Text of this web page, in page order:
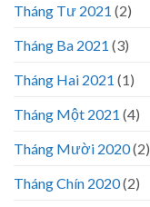
Tháng Tư 2021 (2)
Tháng Ba 2021 (3)
Tháng Hai 2021 (1)
Tháng Một 2021 (4)
Tháng Mười 2020(2)
Tháng Chín 2020(2)